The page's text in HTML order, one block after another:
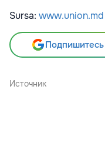
Sursa: www.union.md
Источник